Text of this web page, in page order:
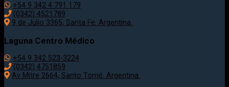
+54 9 342 4 791 179
(0342) 4521789
9 de Julio 3365, Santa Fe. Argentina.
Laguna Centro Médico
+54 9 342 523-3224
(0342) 4751859
Av Mitre 2664, Santo Tomé. Argentina.